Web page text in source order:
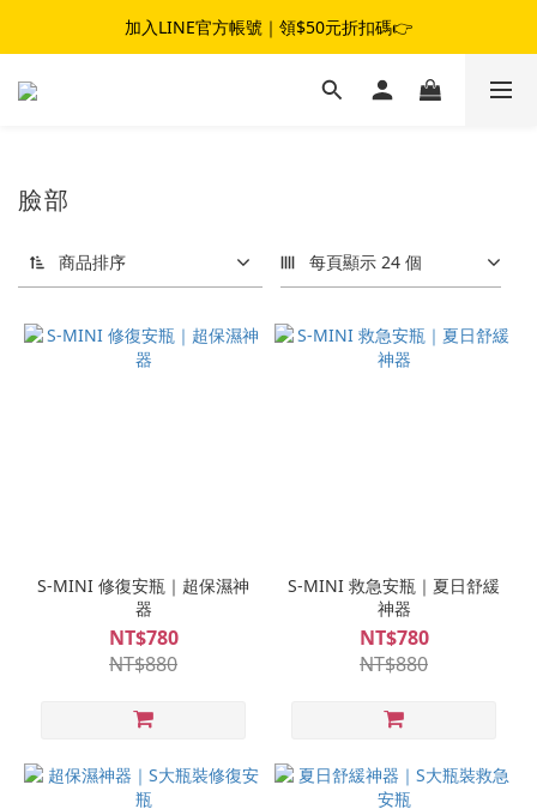
夏日女子冒險☀️｜滿$1,800 現折 $100｜滿$3,800 現折 $300
加入LINE官方帳號｜領$50元折扣碼👉
夏日女子冒險☀️｜滿$1,800 現折 $100｜滿$3,800 現折 $300
臉部
商品排序 每頁顯示 24 個
S-MINI 修復安瓶｜超保濕神
器
NT$780
NT$880
S-MINI 救急安瓶｜夏日舒緩
神器
NT$780
NT$880